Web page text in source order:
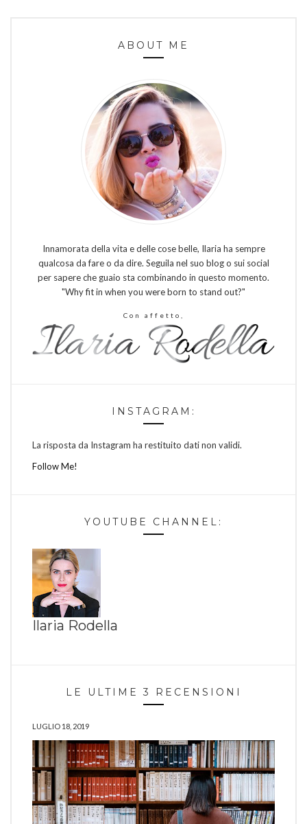
ABOUT ME
Innamorata della vita e delle cose belle, Ilaria ha sempre
qualcosa da fare o da dire. Seguila nel suo blog o sui social
per sapere che guaio sta combinando in questo momento.
"Why fit in when you were born to stand out?"
Con affetto,
INSTAGRAM:
La risposta da Instagram ha restituito dati non validi.
Follow Me!
YOUTUBE CHANNEL:
Ilaria Rodella
LE ULTIME 3 RECENSIONI
LUGLIO 18, 2019